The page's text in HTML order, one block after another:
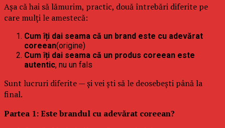
Așa că hai să lămurim, practic, două întrebări diferite pe
care mulți le amestecă:
Cum îți dai seama că un brand este cu adevărat
coreean(origine)
Cum îți dai seama că un produs coreean este
autentic, nu un fals
Sunt lucruri diferite — și vei ști să le deosebești până la
final.
Partea 1: Este brandul cu adevărat coreean?